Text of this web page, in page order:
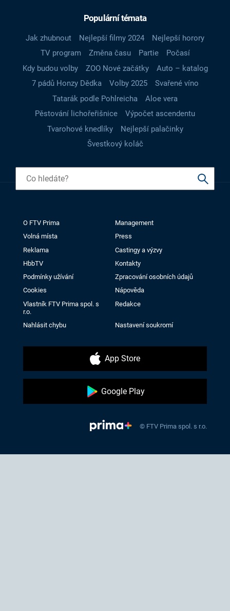
Populární témata
Jak zhubnout Nejlepší filmy 2024
Nejlepší horory
TV program
Změna času Partie
Počasí
Kdy budou volby
ZOO Nové začátky
Auto – katalog
7 pádů Honzy Dědka
Volby 2025
Svařené víno
Tatarák podle Pohlreicha
Aloe vera
Pěstování lichořeřišnice
Výpočet ascendentu
Tvarohové knedlíky
Nejlepší palačinky
Švestkový koláč
O FTV Prima
Management
Volná místa
Press
Reklama
Castingy a výzvy
HbbTV
Kontakty
Podmínky užívání
Zpracování osobních údajů
Cookies
Nápověda
Vlastník FTV Prima spol. s
r.o.
Redakce
Nahlásit chybu Nastavení soukromí
App Store
Google Play
© FTV Prima spol. s r.o.